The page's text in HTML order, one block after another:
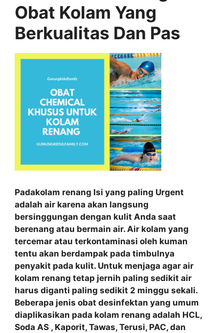
Obat Kolam Yang
Berkualitas Dan Pas
Padakolam renang Isi yang paling Urgent
adalah air karena akan langsung
bersinggungan dengan kulit Anda saat
berenang atau bermain air. Air kolam yang
tercemar atau terkontaminasi oleh kuman
tentu akan berdampak pada timbulnya
penyakit pada kulit. Untuk menjaga agar air
kolam renang tetap jernih paling sedikit air
harus diganti paling sedikit 2 minggu sekali.
Beberapa jenis obat desinfektan yang umum
diaplikasikan pada kolam renang adalah HCL,
Soda AS , Kaporit, Tawas, Terusi, PAC, dan